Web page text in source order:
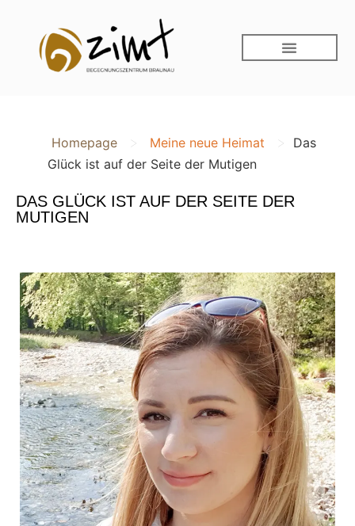
Homepage > Meine neue Heimat >
Das
Glück ist auf der Seite der Mutigen
DAS GLÜCK IST AUF DER SEITE DER
MUTIGEN